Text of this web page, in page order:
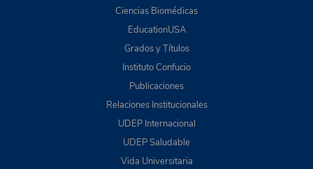
Ciencias Biomédicas
EducationUSA
Grados y Títulos
Instituto Confucio
Publicaciones
Relaciones Institucionales
UDEP Internacional
UDEP Saludable
Vida Universitaria